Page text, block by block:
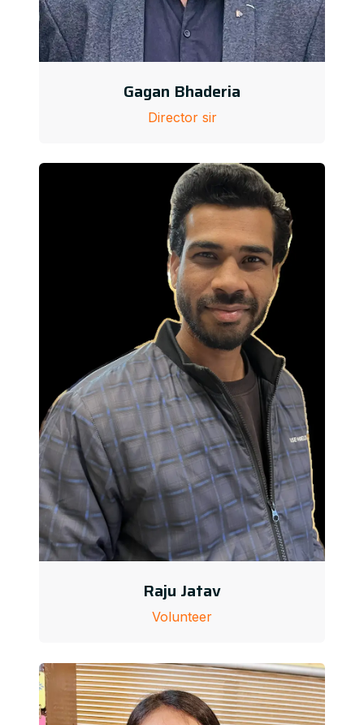
Gagan Bhaderia
Director sir
Raju Jatav
Volunteer